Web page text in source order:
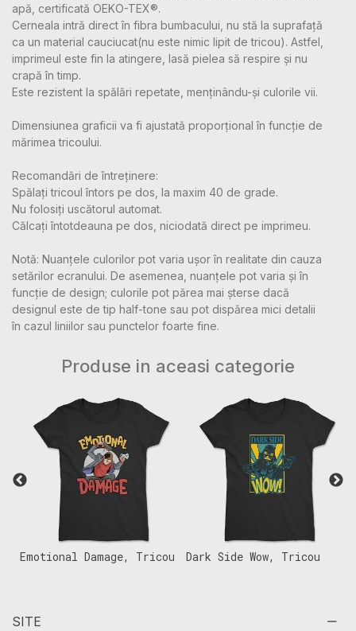
apă, certificată OEKO-TEX®.
Cerneala intră direct în fibra bumbacului, nu stă la suprafață
ca un material cauciucat(nu este nimic lipit de tricou). Astfel,
imprimeul este fin la atingere, lasă pielea să respire și nu
crapă în timp.
Este rezistent la spălări repetate, menținându-și culorile vii.
Dimensiunea graficii va fi ajustată proporțional în funcție de
mărimea tricoului.
Recomandări de întreținere:
Spălați tricoul întors pe dos, la maxim 40 de grade.
Nu folosiți uscătorul automat.
Călcați întotdeauna pe dos, niciodată direct pe imprimeu.
Notă: Nuanțele culorilor pot varia ușor în realitate din cauza
setărilor ecranului. De asemenea, nuanțele pot varia și în
funcție de design; culorile pot părea mai șterse dacă
designul este de tip half-tone sau pot dispărea mici detalii
în cazul liniilor sau punctelor foarte fine.
Produse in aceasi categorie
Emotional Damage, Tricou
Dark Side Wow, Tricou
SITE